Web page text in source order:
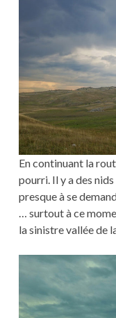
En continuant la
pourri. Il y a des
presque à se
… surtout à ce
la sinistre vallée de